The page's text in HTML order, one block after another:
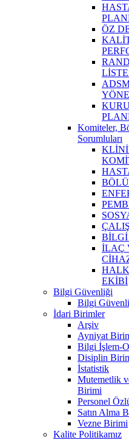
ÖZ
Komiteler,
Sorumluları
İLAÇ
EKİBİ
Bilgi Güvenliği
Bilgi
İdari Birimler
Arşiv
Ayniyat
Bilgi İşlem-
Disiplin
İstatistik
Mutemetlik
Birimi
Personel
Satın Alma
Vezne Birimi
Kalite Politikamız